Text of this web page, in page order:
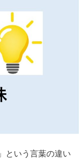
」という言葉の違い